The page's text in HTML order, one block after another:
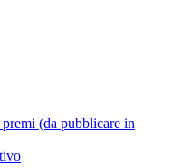
(da pubblicare in